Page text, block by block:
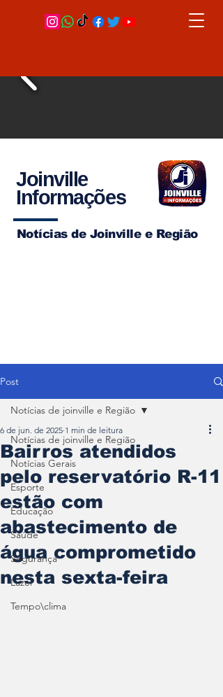
Joinville
Informações
Notícias de Joinville e Região
Post
Notícias de joinville e Região
Notícias Gerais
Esporte
Educação
Saúde
Segurança
Lazer
Tempo\clima
Notícias de joinville e Região
Bairros atendidos
pelo reservatório R-11
estão com
abastecimento de
água comprometido
nesta sexta-feira
6 de jun. de 2025 1 min de leitura